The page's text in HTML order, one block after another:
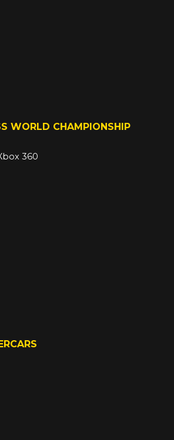
WORLD CHAMPIONSHIP
360